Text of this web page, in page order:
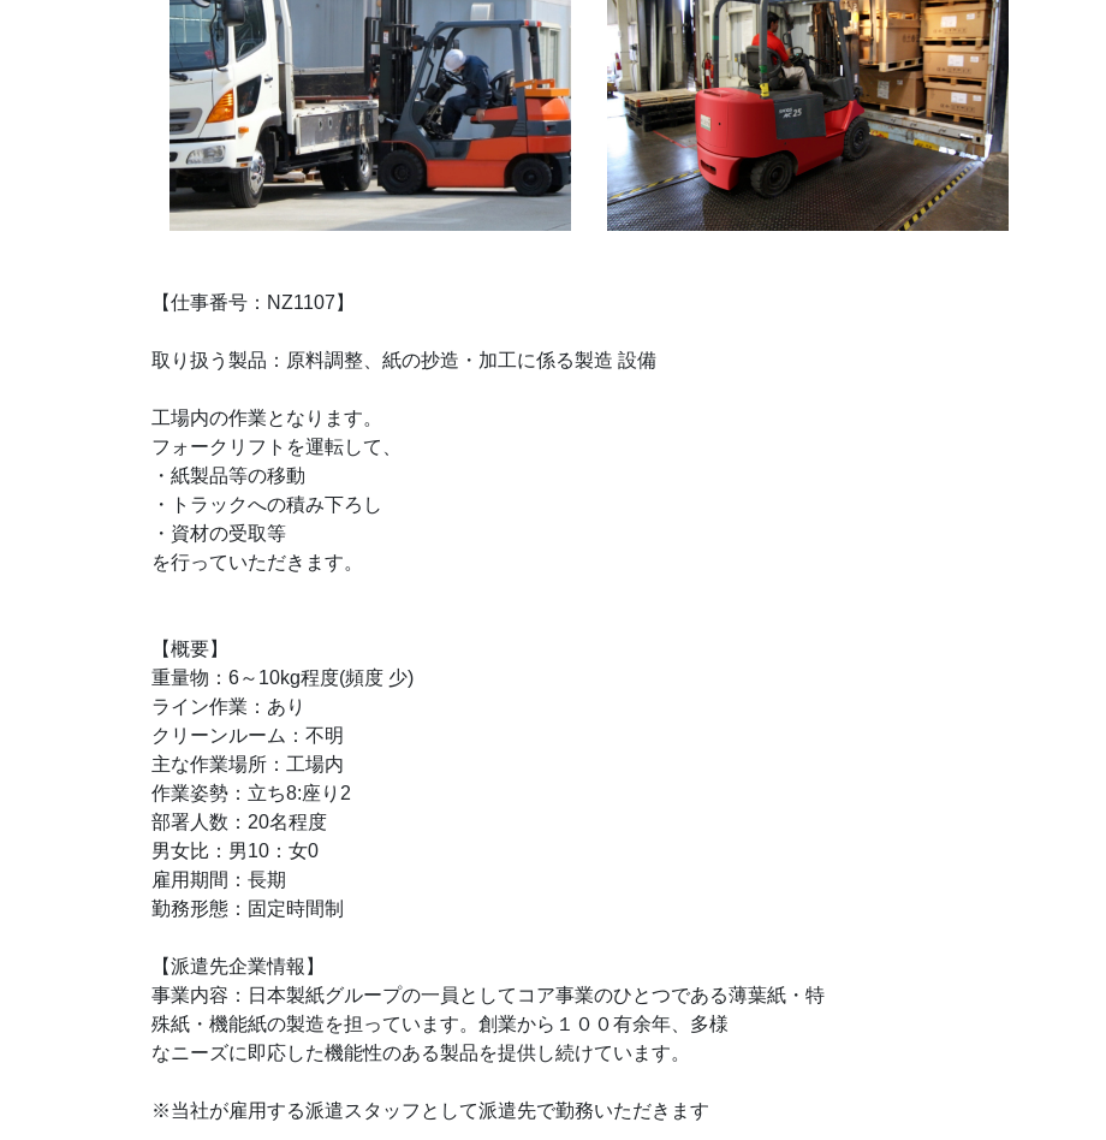
【仕事番号：NZ1107】
取り扱う製品：原料調整、紙の抄造・加工に係る製造 設備
工場内の作業となります。
フォークリフトを運転して、
・紙製品等の移動
・トラックへの積み下ろし
・資材の受取等
を行っていただきます。
【概要】
重量物：6～10kg程度(頻度 少)
ライン作業：あり
クリーンルーム：不明
主な作業場所：工場内
作業姿勢：立ち8:座り2
部署人数：20名程度
男女比：男10：女0
雇用期間：長期
勤務形態：固定時間制
【派遣先企業情報】
事業内容：日本製紙グループの一員としてコア事業のひとつである薄葉紙・特
殊紙・機能紙の製造を担っています。創業から１００有余年、多様
なニーズに即応した機能性のある製品を提供し続けています。
※当社が雇用する派遣スタッフとして派遣先で勤務いただきます